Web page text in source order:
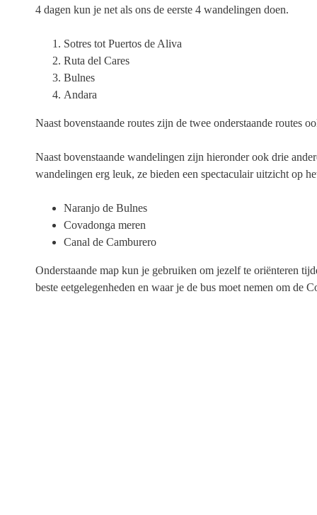
4 dagen kun je net als ons de eerste 4 wandelingen doen.
Sotres tot Puertos de Aliva
Ruta del Cares
Bulnes
Andara
Naast bovenstaande routes zijn de twee onderstaande routes
Naast bovenstaande wandelingen zijn hieronder ook drie
wandelingen erg leuk, ze bieden een spectaculair uitzicht op
Naranjo de Bulnes
Covadonga meren
Canal de Camburero
Onderstaande map kun je gebruiken om jezelf te oriënteren
beste eetgelegenheden en waar je de bus moet nemen om